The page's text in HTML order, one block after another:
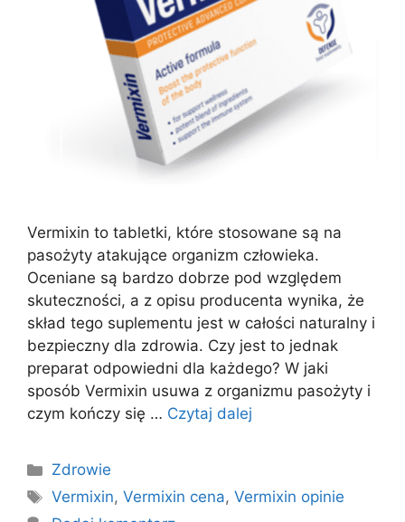
Vermixin to tabletki, które stosowane są na
pasożyty atakujące organizm człowieka.
Oceniane są bardzo dobrze pod względem
skuteczności, a z opisu producenta wynika, że
skład tego suplementu jest w całości naturalny i
bezpieczny dla zdrowia. Czy jest to jednak
preparat odpowiedni dla każdego? W jaki
sposób Vermixin usuwa z organizmu pasożyty i
czym kończy się … Czytaj dalej
Kategorie
Zdrowie
Tagi
Vermixin,Vermixin cena,Vermixin opinie